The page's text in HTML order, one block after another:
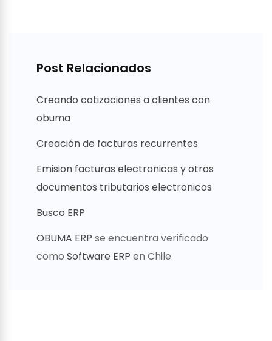
Post Relacionados
Creando cotizaciones a clientes con
obuma
Creación de facturas recurrentes
Emision facturas electronicas y otros
documentos tributarios electronicos
Busco ERP
OBUMA ERP se encuentra verificado
como Software ERP en Chile